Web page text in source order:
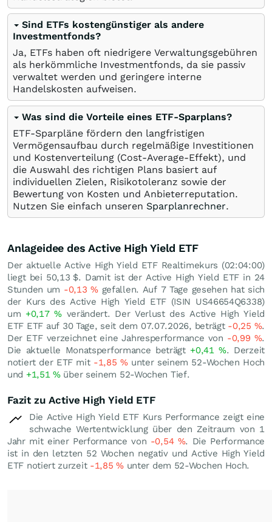
Sind ETFs kostengünstiger als andere
Investmentfonds?
Ja, ETFs haben oft niedrigere Verwaltungsgebühren
als herkömmliche Investmentfonds, da sie passiv
verwaltet werden und geringere interne
Handelskosten aufweisen.
Was sind die Vorteile eines ETF-Sparplans?
ETF-Sparpläne fördern den langfristigen
Vermögensaufbau durch regelmäßige Investitionen
und Kostenverteilung (Cost-Average-Effekt), und
die Auswahl des richtigen Plans basiert auf
individuellen Zielen, Risikotoleranz sowie der
Bewertung von Kosten und Anbieterreputation.
Nutzen Sie einfach unseren Sparplanrechner.
Anlageidee des Active High Yield ETF
Der aktuelle Active High Yield ETF Realtimekurs (02:04:00)
liegt bei 50,13 $. Damit ist der Active High Yield ETF in 24
Stunden um -0,13%gefallen. Auf 7 Tage gesehen hat sich
der Kurs des Active High Yield ETF (ISIN US46654Q6338)
um +0,17%verändert. Der Verlust des Active High Yield
ETF ETF auf 30 Tage, seit dem 07.07.2026, beträgt -0,25 %.
Der ETF verzeichnet eine Jahresperformance von -0,99 %.
Die aktuelle Monatsperformance beträgt +0,41%. Derzeit
notiert der ETF mit -1,85 %unter seinem 52-Wochen Hoch
und +1,51%über seinem 52-Wochen Tief.
Fazit zu Active High Yield ETF
Die Active High Yield ETF Kurs Performance zeigt eine
schwache Wertentwicklung über den Zeitraum von 1
Jahr mit einer Performance von -0,54 %. Die Performance
ist in den letzten 52 Wochen negativ und Active High Yield
ETF notiert zurzeit -1,85%unter dem 52-Wochen Hoch.